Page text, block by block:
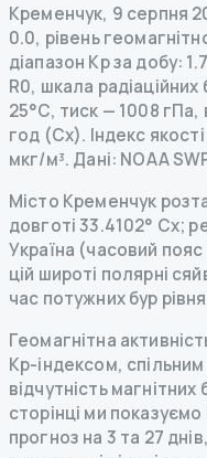
Кременчук, 9 серпня
0.0, рівень
діапазон Kp за добу:
R0, шкала радіаційних
25°C, тиск — 1008 гПа,
год (Сх). Індекс
мкг/м³. Дані: NOAA
Місто Кременчук
довготі 33.4102° Сх;
Україна (часовий
цій широті полярні
час потужних бур
Геомагнітна
Kp-індексом,
відчутність
сторінці ми
прогноз на 3 та 27